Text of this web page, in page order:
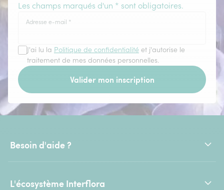
Les champs marqués d'un * sont obligatoires.
Adresse e-mail *
J'ai lu la Politique de confidentialité et j'autorise le
traitement de mes données personnelles.
Valider mon inscription
Besoin d'aide ?
L'écosystème Interflora